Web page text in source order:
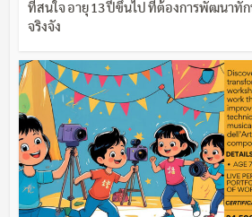
ที่สนใจ อายุ 13 ปีขึ้นไป ที่ต้องการพัฒนาทั
จริงจัง